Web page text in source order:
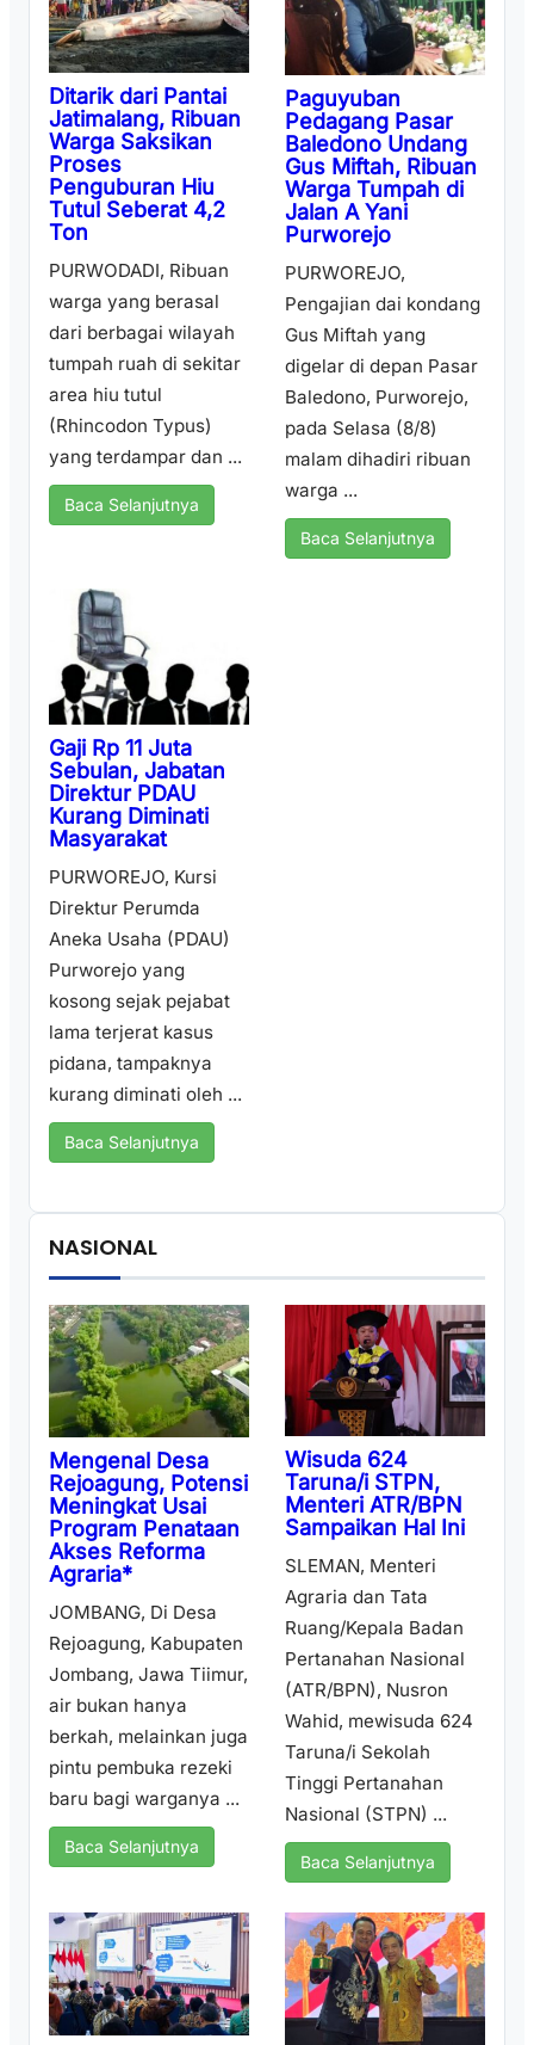
Ditarik dari Pantai
Jatimalang, Ribuan
Warga Saksikan
Proses
Penguburan Hiu
Tutul Seberat 4,2
Ton
PURWODADI, Ribuan
warga yang berasal
dari berbagai wilayah
tumpah ruah di sekitar
area hiu tutul
(Rhincodon Typus)
yang terdampar dan ...
Baca Selanjutnya
Paguyuban
Pedagang Pasar
Baledono Undang
Gus Miftah, Ribuan
Warga Tumpah di
Jalan A Yani
Purworejo
PURWOREJO,
Pengajian dai kondang
Gus Miftah yang
digelar di depan Pasar
Baledono, Purworejo,
pada Selasa (8/8)
malam dihadiri ribuan
warga ...
Baca Selanjutnya
Gaji Rp 11 Juta
Sebulan, Jabatan
Direktur PDAU
Kurang Diminati
Masyarakat
PURWOREJO, Kursi
Direktur Perumda
Aneka Usaha (PDAU)
Purworejo yang
kosong sejak pejabat
lama terjerat kasus
pidana, tampaknya
kurang diminati oleh ...
Baca Selanjutnya
NASIONAL
Mengenal Desa
Rejoagung, Potensi
Meningkat Usai
Program Penataan
Akses Reforma
Agraria*
JOMBANG, Di Desa
Rejoagung, Kabupaten
Jombang, Jawa Tiimur,
air bukan hanya
berkah, melainkan juga
pintu pembuka rezeki
baru bagi warganya ...
Baca Selanjutnya
Wisuda 624
Taruna/i STPN,
Menteri ATR/BPN
Sampaikan Hal Ini
SLEMAN, Menteri
Agraria dan Tata
Ruang/Kepala Badan
Pertanahan Nasional
(ATR/BPN), Nusron
Wahid, mewisuda 624
Taruna/i Sekolah
Tinggi Pertanahan
Nasional (STPN) ...
Baca Selanjutnya